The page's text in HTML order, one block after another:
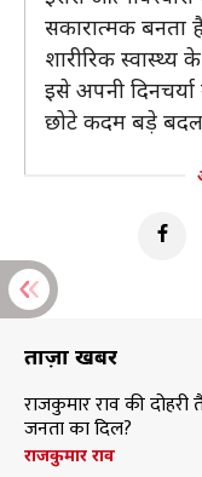
सकारात्मक बनता
शारीरिक
इसे अपनी
छोटे कदम बड़े
ताज़ा खबरें
राजकुमार राव की
जनता का दिल?
राजकुमार राव